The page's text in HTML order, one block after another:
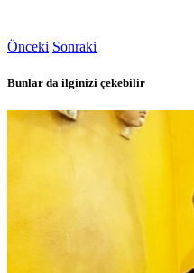
Önceki Sonraki
Bunlar da ilginizi çekebilir